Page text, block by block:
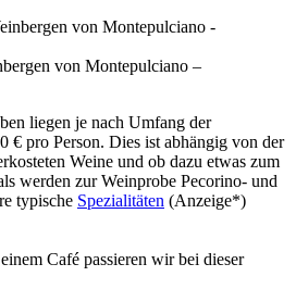
von Montepulciano –
liegen je nach Umfang der
€ pro Person. Dies ist abhängig von der
Weine und ob dazu etwas zum
werden zur Weinprobe Pecorino- und
typische Spezialitäten (Anzeige*)
Café passieren wir bei dieser